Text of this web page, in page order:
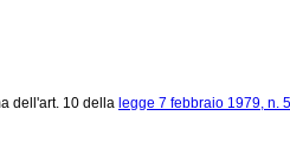
dell'art. 10 della legge 7 febbraio 1979, n.